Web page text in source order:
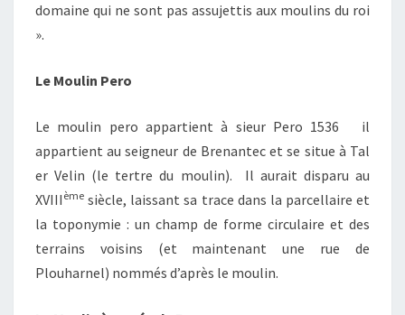
domaine qui ne sont pas assujettis aux moulins du roi
».
Le Moulin Pero
Le moulin pero appartient à sieur Pero 1536 il
appartient au seigneur de Brenantec et se situe à Tal
er Velin (le tertre du moulin). Il aurait disparu au
XVIII ème siècle, laissant sa trace dans la parcellaire et
la toponymie : un champ de forme circulaire et des
terrains voisins (et maintenant une rue de
Plouharnel) nommés d’après le moulin.